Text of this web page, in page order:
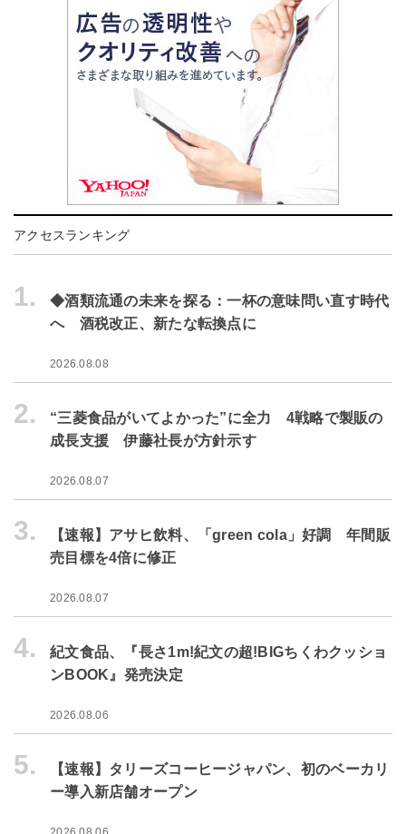
アクセスランキング
1.
◆酒類流通の未来を探る：一杯の意味問い直す時代
へ 酒税改正、新たな転換点に
2026.08.08
2.
“三菱食品がいてよかった”に全力 4戦略で製販の
成長支援 伊藤社長が方針示す
2026.08.07
3.
【速報】アサヒ飲料、「green cola」好調 年間販
売目標を4倍に修正
2026.08.07
4.
紀文食品、『長さ1m!紀文の超!BIGちくわクッショ
ンBOOK』発売決定
2026.08.06
5.
【速報】タリーズコーヒージャパン、初のベーカリ
ー導入新店舗オープン